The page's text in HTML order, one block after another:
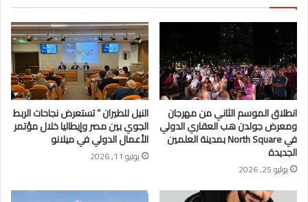
انطلاق الموسم الثاني من مهرجان
ومعرض جولدن هب العقاري الدولي
في North Square بمدينة العلمين
الجديدة
يوليو 25, 2026
النيل للطيران ” تستعرض نجاحات الربط
الجوي بين مصر وإيطاليا خلال مؤتمر
الأعمال الدولي في ميلانو
يونيو 11, 2026